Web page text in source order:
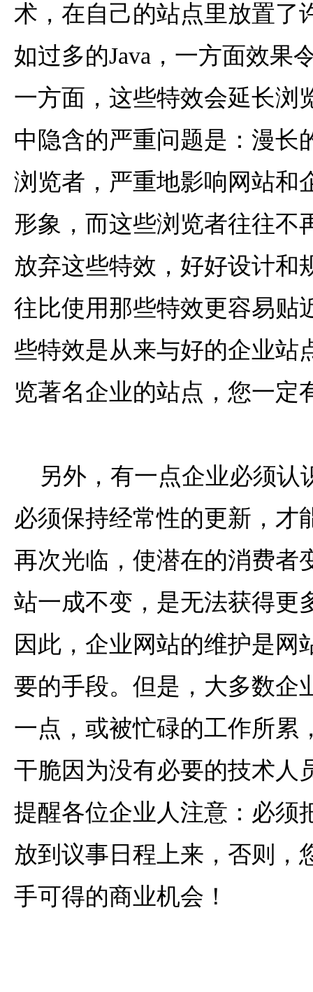
术，在自己的站点里放置了
如过多的Java，一方面效果
一方面，这些特效会延长浏
中隐含的严重问题是：漫长
浏览者，严重地影响网站和
形象，而这些浏览者往往不
放弃这些特效，好好设计和
往比使用那些特效更容易贴
些特效是从来与好的企业站
览著名企业的站点，您一定
另外，有一点企业必须认
必须保持经常性的更新，才
再次光临，使潜在的消费者
站一成不变，是无法获得更
因此，企业网站的维护是网
要的手段。但是，大多数企
一点，或被忙碌的工作所累
干脆因为没有必要的技术人
提醒各位企业人注意：必须
放到议事日程上来，否则，
手可得的商业机会！